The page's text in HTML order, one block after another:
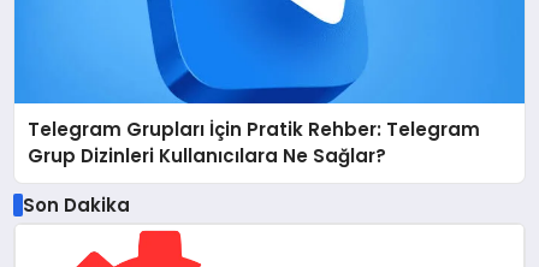
Telegram Grupları İçin Pratik Rehber: Telegram
Grup Dizinleri Kullanıcılara Ne Sağlar?
Son Dakika